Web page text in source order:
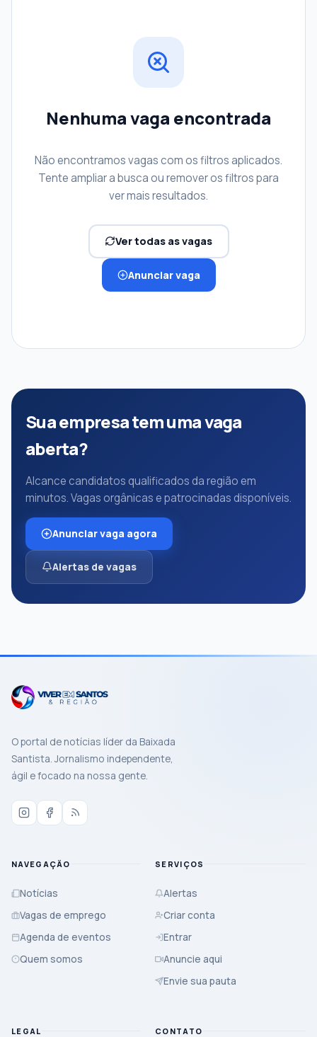
Nenhuma vaga encontrada
Não encontramos vagas com os filtros aplicados.
Tente ampliar a busca ou remover os filtros para
ver mais resultados.
Ver todas as vagas
Anunciar vaga
Sua empresa tem uma vaga
aberta?
Alcance candidatos qualificados da região em
minutos. Vagas orgânicas e patrocinadas disponíveis.
Anunciar vaga agora
Alertas de vagas
O portal de notícias líder da Baixada
Santista. Jornalismo independente,
ágil e focado na nossa gente.
NAVEGAÇÃO
Notícias
Vagas de emprego
Agenda de eventos
Quem somos
SERVIÇOS
Alertas
Criar conta
Entrar
Anuncie aqui
Envie sua pauta
LEGAL CONTATO